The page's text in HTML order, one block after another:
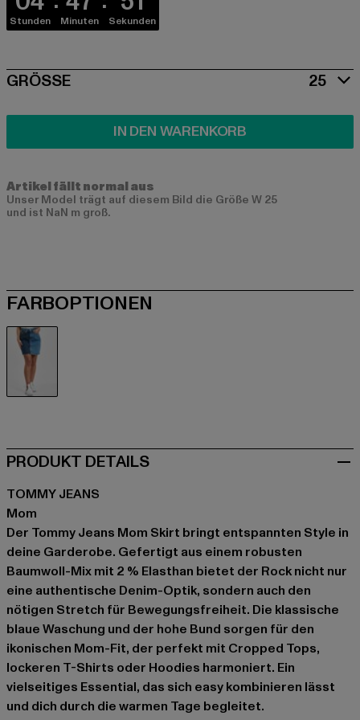
Stunden Minuten Sekunden
SIZE
GRÖSSE 25
IN DEN WARENKORB
Artikel fällt normal aus
Unser Model trägt auf diesem Bild die Größe W 25
und ist NaN m groß.
FARBOPTIONEN
PRODUKT DETAILS
TOMMY JEANS
Mom
Der Tommy Jeans Mom Skirt bringt entspannten Style in
deine Garderobe. Gefertigt aus einem robusten
Baumwoll-Mix mit 2 % Elasthan bietet der Rock nicht nur
eine authentische Denim-Optik, sondern auch den
nötigen Stretch für Bewegungsfreiheit. Die klassische
blaue Waschung und der hohe Bund sorgen für den
ikonischen Mom-Fit, der perfekt mit Cropped Tops,
lockeren T-Shirts oder Hoodies harmoniert. Ein
vielseitiges Essential, das sich easy kombinieren lässt
und dich durch die warmen Tage begleitet.